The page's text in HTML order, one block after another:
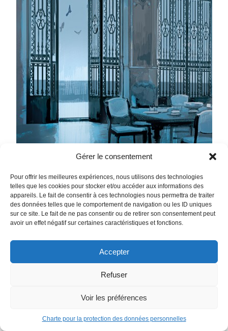
Gérer le consentement
Pour offrir les meilleures expériences, nous utilisons des technologies
telles que les cookies pour stocker et/ou accéder aux informations des
appareils. Le fait de consentir à ces technologies nous permettra de traiter
des données telles que le comportement de navigation ou les ID uniques
sur ce site. Le fait de ne pas consentir ou de retirer son consentement peut
avoir un effet négatif sur certaines caractéristiques et fonctions.
Accepter
Refuser
Voir les préférences
Charte pour la protection des données personnelles
Aucun des douze convives de cette belle demeure en bord
pourtant chacun d’entre eux. Experts dans leur domaine,